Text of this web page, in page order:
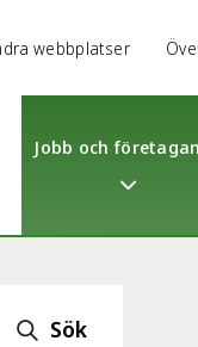
webbplatser
Jobb och
Sök